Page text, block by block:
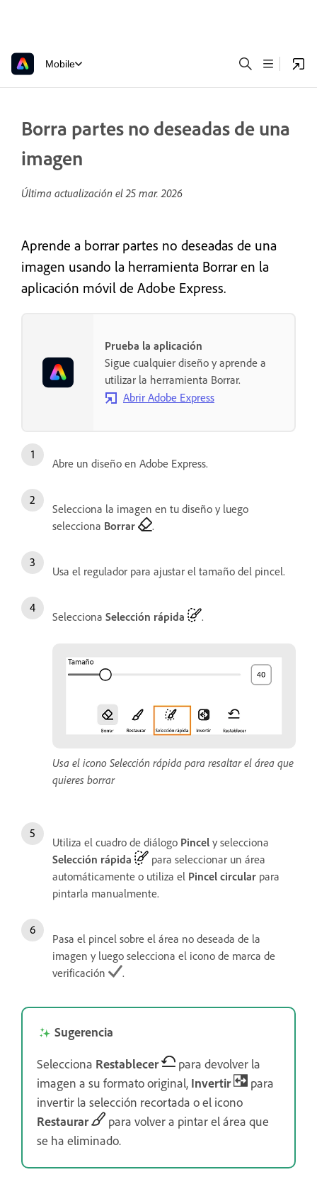
Mobile
Borra partes no deseadas de una
imagen
Última actualización el25 mar. 2026
Aprende a borrar partes no deseadas de una
imagen usando la herramienta Borrar en la
aplicación móvil de Adobe Express.
Prueba la aplicación
Sigue cualquier diseño y aprende a
utilizar la herramienta Borrar.
Abrir Adobe Express
Abre un diseño en Adobe Express.
Selecciona la imagen en tu diseño y luego
selecciona Borrar .
Usa el regulador para ajustar el tamaño del pincel.
Selecciona Selección rápida .
Usa el icono Selección rápida para resaltar el área que
quieres borrar
Utiliza el cuadro de diálogo Pincel y selecciona
Selección rápida
para seleccionar un área
automáticamente o utiliza el Pincel circular para
pintarla manualmente.
Pasa el pincel sobre el área no deseada de la
imagen y luego selecciona el icono de marca de
verificación
.
Sugerencia
Selecciona Restablecer
para devolver la
imagen a su formato original, Invertir
para
invertir la selección recortada o el icono
Restaurar
para volver a pintar el área que
se ha eliminado.